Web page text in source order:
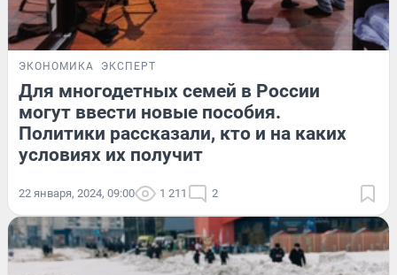
ЭКОНОМИКА ЭКСПЕРТ
Для многодетных семей в России
могут ввести новые пособия.
Политики рассказали, кто и на каких
условиях их получит
22 января, 2024, 09:00 1 211 2